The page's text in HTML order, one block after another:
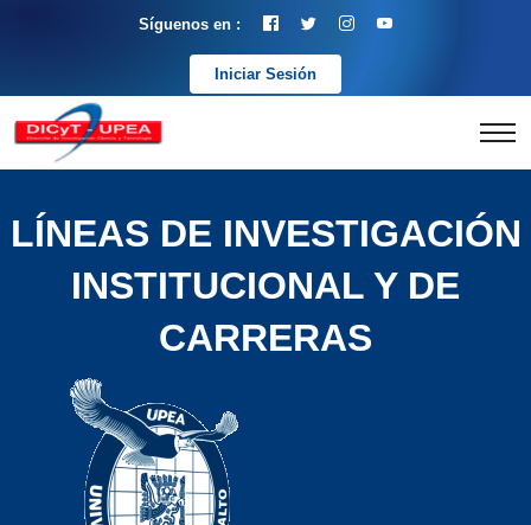
Síguenos en :
Iniciar Sesión
LÍNEAS DE INVESTIGACIÓN
INSTITUCIONAL Y DE
CARRERAS